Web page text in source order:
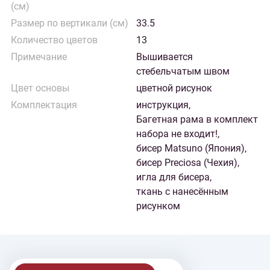
(см)
Размер по вертикали (см)
33.5
Количество цветов
13
Примечание
Вышивается
стебельчатым швом
Цвет основы
цветной рисунок
Комплектация
инструкция,
Багетная рама в комплект
набора не входит!,
бисер Matsuno (Япония),
бисер Preciosa (Чехия),
игла для бисера,
ткань с нанесённым
рисунком